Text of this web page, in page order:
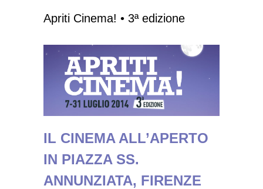
Apriti Cinema! • 3ª edizione
IL CINEMA ALL’APERTO
IN PIAZZA SS.
ANNUNZIATA, FIRENZE